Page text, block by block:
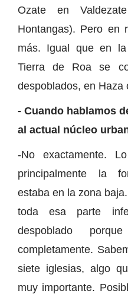
Ozate en
Hontangas). Pero en
más. Igual que en
Tierra de Roa se
despoblados, en Haza
- Cuando hablamos
al actual núcleo
-No exactamente.
principalmente la
estaba en la zona
toda esa parte
despoblado
completamente.
siete iglesias, algo
muy importante.